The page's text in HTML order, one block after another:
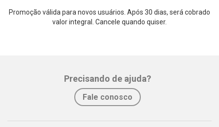
Promoção válida para novos usuários. Após 30 dias, será cobrado
valor integral. Cancele quando quiser.
Precisando de ajuda?
Fale conosco